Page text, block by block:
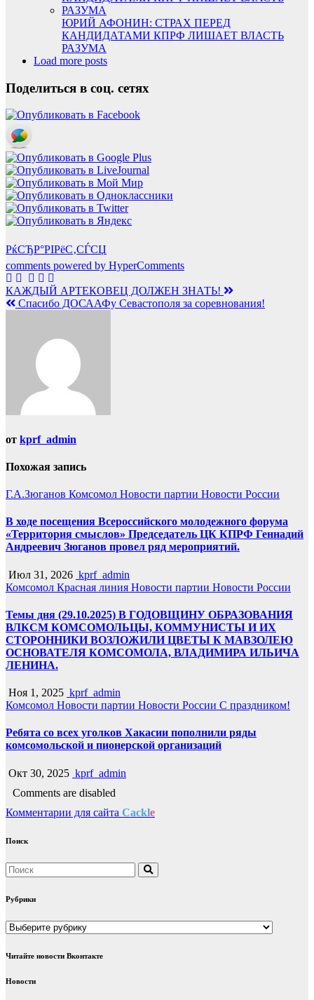
ЮРИЙ АФОНИН: СТРАХ ПЕРЕД
КАНДИДАТАМИ КПРФ ЛИШАЕТ ВЛАСТЬ
РАЗУМА
Load more posts
Поделиться в соц. сетях
РќСЂР°РІРёС‚СЃСЏ
comments powered by HyperComments
Навигация
по
КАЖДЫЙ АРТЕКОВЕЦ ДОЛЖЕН ЗНАТЬ!
Спасибо ДОСААФу Севастополя за соревнования!
от kprf_admin
Похожая запись
Г.А.Зюганов Комсомол Новости партии Новости России
В ходе посещения Всероссийского молодежного форума
«Территория смыслов» Председатель ЦК КПРФ Геннадий
Андреевич Зюганов провел ряд мероприятий.
Июл 31, 2026 kprf_admin
Комсомол Красная линия Новости партии Новости России
Темы дня (29.10.2025) В ГОДОВЩИНУ ОБРАЗОВАНИЯ
ВЛКСМ КОМСОМОЛЬЦЫ, КОММУНИСТЫ И ИХ
СТОРОННИКИ ВОЗЛОЖИЛИ ЦВЕТЫ К МАВЗОЛЕЮ
ОСНОВАТЕЛЯ КОМСОМОЛА, ВЛАДИМИРА ИЛЬИЧА
ЛЕНИНА.
Ноя 1, 2025 kprf_admin
Комсомол Новости партии Новости России С праздником!
Ребята со всех уголков Хакасии пополнили ряды
комсомольской и пионерской организаций
Окт 30, 2025 kprf_admin
Comments are disabled
Комментарии для сайта Cackle
Поиск
Рубрики
Рубрики
Читайте новости Вконтакте
Новости